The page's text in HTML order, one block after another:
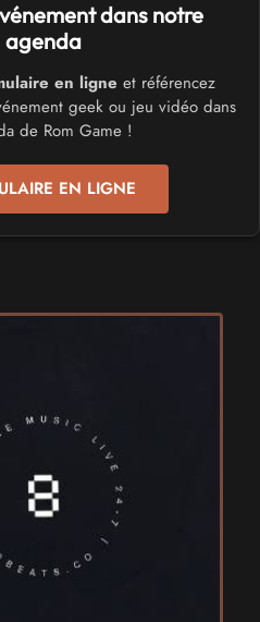
Mons
OTAKU
GEEKS
GEEKS
2026
Reims
dans notre
agenda
en ligne et référencez
geek ou jeu vidéo dans
de Rom Game !
EN LIGNE